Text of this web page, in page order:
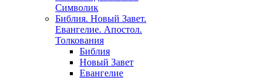
Символик
Библия. Новый Завет.
Евангелие. Апостол.
Толкования
Библия
Новый Завет
Евангелие